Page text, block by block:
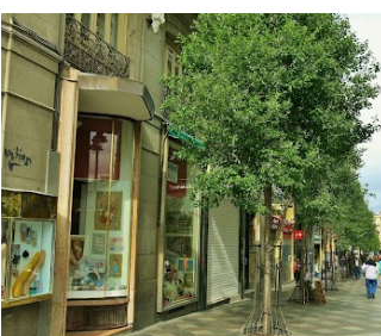
t
r
a
d
a
s